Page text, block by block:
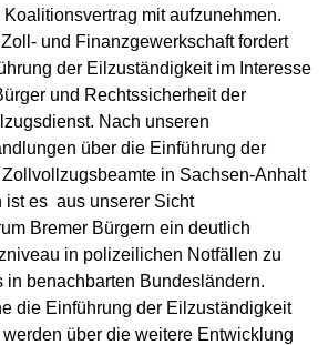
mit aufzunehmen.
und Finanzgewerkschaft fordert
der Eilzuständigkeit im Interesse
und Rechtssicherheit der
Nach unseren
über die Einführung der
in Sachsen-Anhalt
ist es aus unserer Sicht
Bremer Bürgern ein deutlich
in polizeilichen Notfällen zu
in benachbarten Bundesländern.
die Einführung der Eilzuständigkeit
über die weitere Entwicklung